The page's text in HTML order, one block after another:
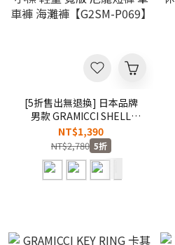
[5折售出無退換] 日本品牌
男款 GRAMICCI SHELL
CANYON SHORT 九色 腰帶
小標 輕量 寬版 尼龍短褲 單
車褲 海灘褲【G2SM-P069】
NT$1,390
NT$2,780 5折